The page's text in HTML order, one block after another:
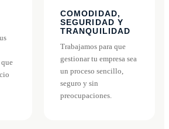
COMODIDAD,
SEGURIDAD Y
TRANQUILIDAD
Trabajamos para que
gestionar tu empresa sea
un proceso sencillo,
seguro y sin
preocupaciones.